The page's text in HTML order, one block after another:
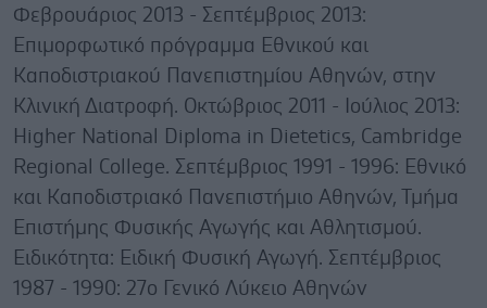
Φεβρουάριος 2013 - Σεπτέμβριος 2013:
Επιμορφωτικό πρόγραμμα Εθνικού και
Καποδιστριακού Πανεπιστημίου Αθηνών, στην
Κλινική Διατροφή. Οκτώβριος 2011 - Ιούλιος 2013:
Higher National Diploma in Dietetics, Cambridge
Regional College. Σεπτέμβριος 1991 - 1996: Εθνικό
και Καποδιστριακό Πανεπιστήμιο Αθηνών, Τμήμα
Επιστήμης Φυσικής Αγωγής και Αθλητισμού.
Ειδικότητα: Ειδική Φυσική Αγωγή. Σεπτέμβριος
1987 - 1990: 27ο Γενικό Λύκειο Αθηνών